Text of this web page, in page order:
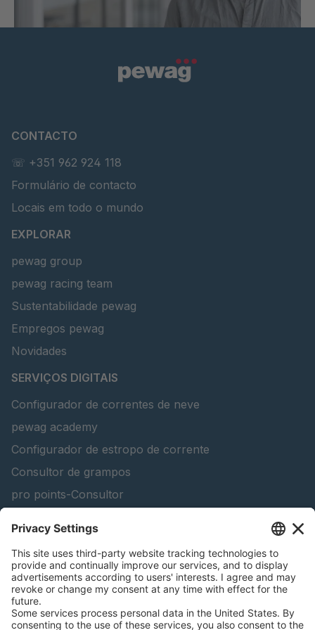
CONTACTO
☏ +351 962 924 118
Formulário de contacto
Locais em todo o mundo
EXPLORAR
pewag group
pewag racing team
Sustentabilidade pewag
Empregos pewag
Novidades
SERVIÇOS DIGITAIS
Configurador de correntes de neve
pewag academy
Configurador de estropo de corrente
Consultor de grampos
pro points-Consultor
Lifting Beam Configurator
Encontra produtos florestais
Catálogos
INFORMAÇÃO LEGAL